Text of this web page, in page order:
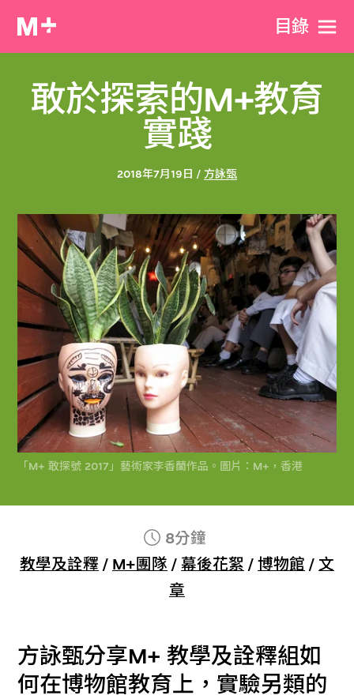
目​錄
2018年7月19日 / 方詠甄
敢於探索的M+教育
實踐
「M+ 敢探號 2017」藝術家李香蘭作品。圖片：M+，香港
8分鐘
教學及詮釋 / M+團隊 / 幕後花絮 / 博物館 / 文
章
方詠甄分享M+ 教學及詮釋組如
何在博物館教育上，實驗另類的